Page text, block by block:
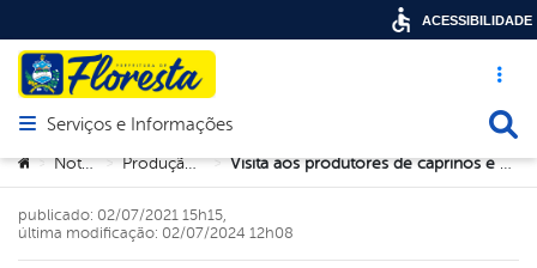
Acesso
Abrir menu principal de navegação
Serviços e Informações
Você está aqui:
> Notícias > Produção Rural > Visita aos produtores de caprinos e ovinos que participam do programa Sertão Produtivo
publicado: 02/07/2021 15h15,
última modificação: 02/07/2024 12h08
ACESSIBILIDADE